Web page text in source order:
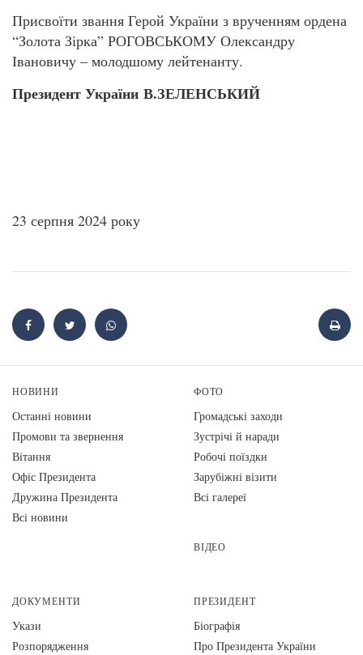
Присвоїти звання Герой України з врученням ордена
“Золота Зірка” РОГОВСЬКОМУ Олександру
Івановичу – молодшому лейтенанту.
Президент України В.ЗЕЛЕНСЬКИЙ
23 серпня 2024 року
НОВИНИ
Останні новини
Промови та звернення
Вiтання
Офіс Президента
Дружина Президента
Всі новини
ФОТО
Громадські заходи
Зустрічі й наради
Робочі поїздки
Зарубіжні візити
Всі галереї
ВІДЕО
ДОКУМЕНТИ
Укази
Розпорядження
ПРЕЗИДЕНТ
Біографія
Про Президента України